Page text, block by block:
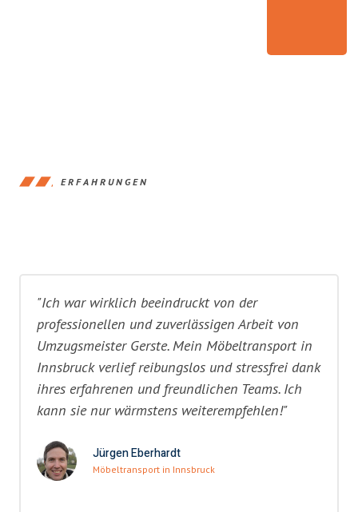
ERFAHRUNGEN
"Ich war wirklich beeindruckt von der
professionellen und zuverlässigen Arbeit von
Umzugsmeister Gerste. Mein Möbeltransport in
Innsbruck verlief reibungslos und stressfrei dank
ihres erfahrenen und freundlichen Teams. Ich
kann sie nur wärmstens weiterempfehlen!"
Jürgen Eberhardt
Möbeltransport in Innsbruck